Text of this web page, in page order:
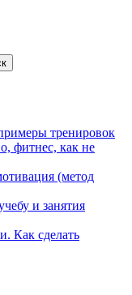
тренировок
фитнес, как не
(метод
и занятия
Как сделать